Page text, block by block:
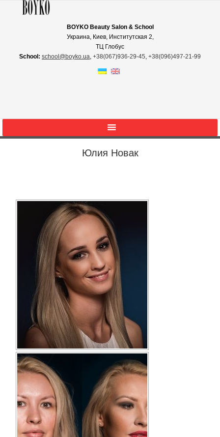
BOYKO Beauty Salon & School
Украина, Киев, Институтская 2,
ТЦ Глобус
School: school@boyko.ua, +38(067)936‑29‑45, +38(096)497‑21‑99
Юлия Новак